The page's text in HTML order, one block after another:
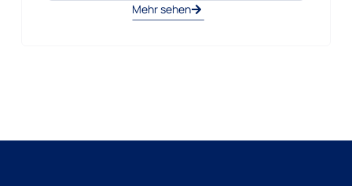
Mehr sehen